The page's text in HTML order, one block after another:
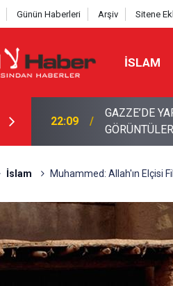
Günün Haberleri Arşiv Sitene
İSLAM
21:12 Yemen'den
İslam Muhammed: Allah'ın Elçisi